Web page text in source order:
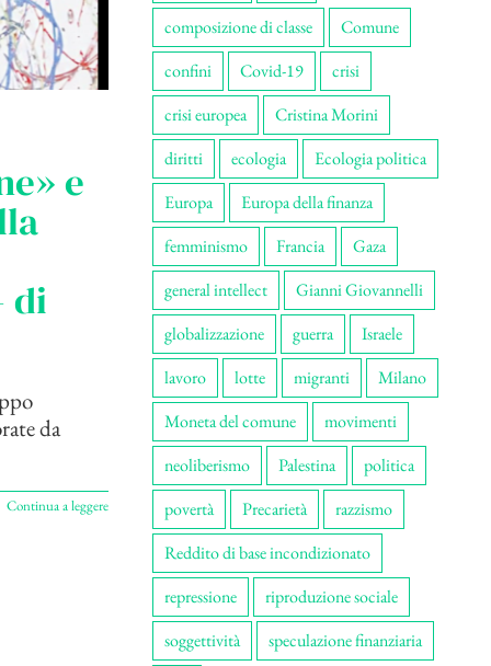
e
di
da
Continua a leggere
composizione di classe
Comune
confini
Covid-19
crisi
crisi europea
Cristina Morini
diritti
ecologia
Ecologia politica
Europa
Europa della finanza
femminismo
Francia
Gaza
general intellect
Gianni Giovannelli
globalizzazione
guerra
Israele
lavoro
lotte migranti
Milano
Moneta del comune
movimenti
neoliberismo
Palestina
politica
povertà
Precarietà
razzismo
Reddito di base incondizionato
repressione
riproduzione sociale
soggettività
speculazione finanziaria